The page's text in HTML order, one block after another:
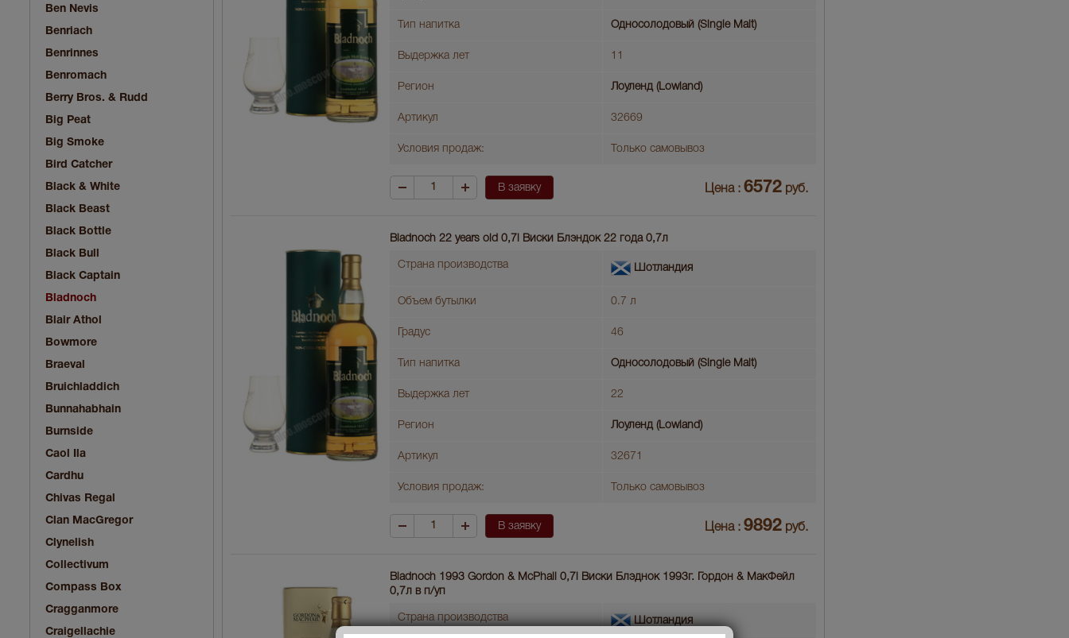
Ben Nevis
Benriach
Benrinnes
Benromach
Berry Bros. & Rudd
Big Peat
Big Smoke
Bird Catcher
Black & White
Black Beast
Black Bottle
Black Bull
Black Captain
Bladnoch
Blair Athol
Bowmore
Braeval
Bruichladdich
Bunnahabhain
Burnside
Caol Ila
Cardhu
Chivas Regal
Clan MacGregor
Clynelish
Collectivum
Compass Box
Cragganmore
Craigellachie
Тип напитка Односолодовый (Single Malt)
Выдержка лет 11
Регион Лоуленд (Lowland)
Артикул 32669
Условия продаж: Только самовывоз
В заявку Цена : 6572 руб.
Bladnoch 22 years old 0,7l Виски Блэндок 22 года 0,7л
Страна производства Шотландия
Объем бутылки 0.7 л
Градус 46
Тип напитка Односолодовый (Single Malt)
Выдержка лет 22
Регион Лоуленд (Lowland)
Артикул 32671
Условия продаж: Только самовывоз
В заявку Цена : 9892 руб.
Bladnoch 1993 Gordon & McPhail 0,7l Виски Блэднок 1993г. Гордон & МакФейл
0,7л в п/уп
Страна производства Шотландия